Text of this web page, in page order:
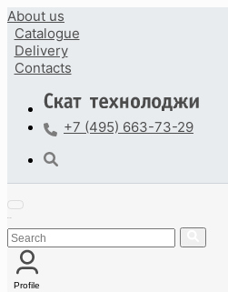
About us
Catalogue
Delivery
Contacts
+7 (495) 663-73-29
Profile